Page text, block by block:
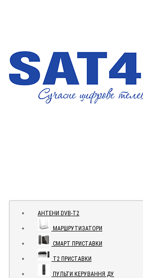
АНТЕНИ DVB-Т2
МАРШРУТИЗАТОРИ
СМАРТ ПРИСТАВКИ
Т2 ПРИСТАВКИ
ПУЛЬТИ КЕРУВАННЯ ДУ